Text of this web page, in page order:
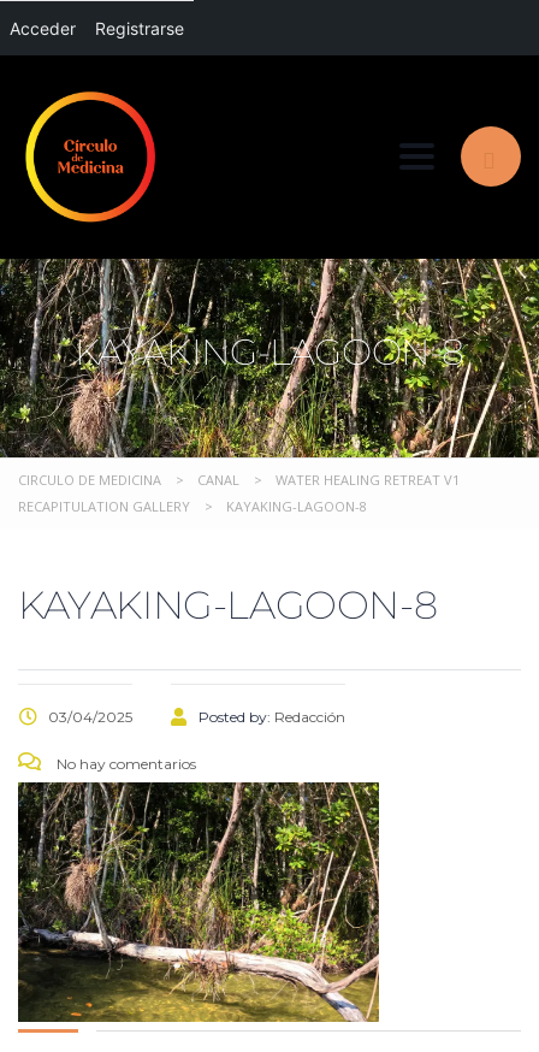
Acceder Registrarse
Toggle
KAYAKING-LAGOON-8
CIRCULO DE MEDICINA > CANAL >
WATER HEALING RETREAT V1
RECAPITULATION GALLERY
> KAYAKING-LAGOON-8
KAYAKING-LAGOON-8
03/04/2025 Posted by: Redacción
No hay comentarios